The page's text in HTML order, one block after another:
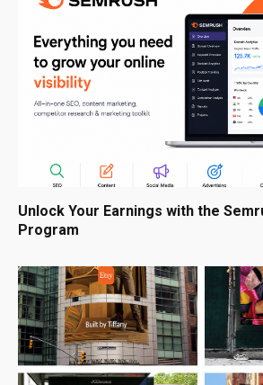
Unlock Your Earnings with the
Program